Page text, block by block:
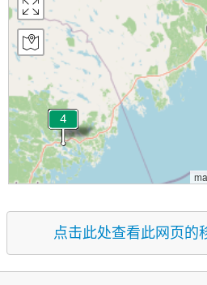
点击此处查看此网页的